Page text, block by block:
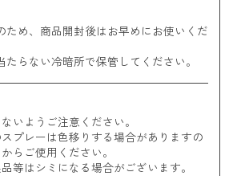
ため、商品開封後はお早めにお使いくだ
らない冷暗所で保管してください。
いようご注意ください。
スプレーは色移りする場合がありますの
らご使用ください。
等はシミになる場合がございます。